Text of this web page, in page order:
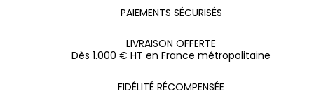
PAIEMENTS SÉCURISÉS
LIVRAISON OFFERTE
Dès 1.000 € HT en France métropolitaine
FIDÉLITÉ RÉCOMPENSÉE